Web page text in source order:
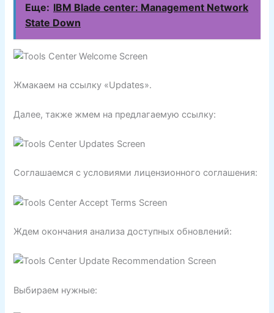
Еще: IBM Blade center: Management Network
State Down
Жмакаем на ссылку «Updates».
Далее, также жмем на предлагаемую ссылку:
Соглашаемся с условиями лицензионного соглашения:
Ждем окончания анализа доступных обновлений:
Выбираем нужные: